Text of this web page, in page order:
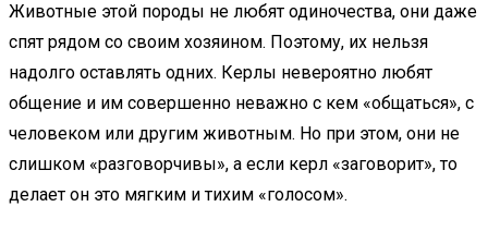
Животные этой породы не любят одиночества, они даже
спят рядом со своим хозяином. Поэтому, их нельзя
надолго оставлять одних. Керлы невероятно любят
общение и им совершенно неважно с кем «общаться», с
человеком или другим животным. Но при этом, они не
слишком «разговорчивы», а если керл «заговорит», то
делает он это мягким и тихим «голосом».